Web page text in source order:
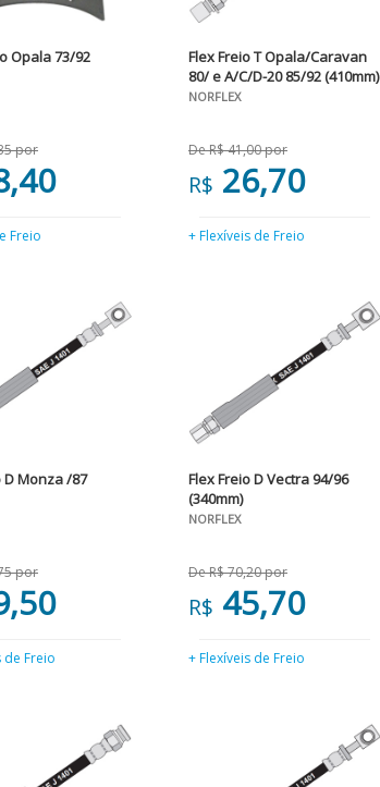
Opala 73/92
por
Freio
Flex Freio T Opala/Caravan
80/ e A/C/D-20 85/92 (410mm)
NORFLEX
De R$ 41,00 por
R$ 26,70
+ Flexíveis de Freio
D Monza /87
por
de Freio
Flex Freio D Vectra 94/96
(340mm)
NORFLEX
De R$ 70,20 por
R$ 45,70
+ Flexíveis de Freio